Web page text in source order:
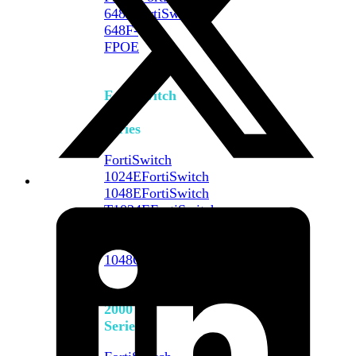
648F
FortiSwitch
648F-
FPOE
FortiSwitch
Series
FortiSwitch
1024EFortiSwitch
1048EFortiSwitch
T1024EFortiSwitch
1048G
FortiSwitch
2000
Series